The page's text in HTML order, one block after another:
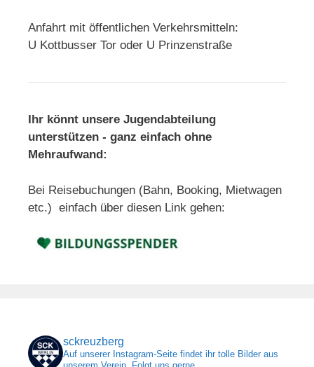
Anfahrt mit öffentlichen Verkehrsmitteln:
U Kottbusser Tor oder U Prinzenstraße
Ihr könnt unsere Jugendabteilung
unterstützen - ganz einfach ohne
Mehraufwand:
Bei Reisebuchungen (Bahn, Booking, Mietwagen
etc.) einfach über diesen Link gehen:
sckreuzberg
Auf unserer Instagram-Seite findet ihr tolle Bilder aus